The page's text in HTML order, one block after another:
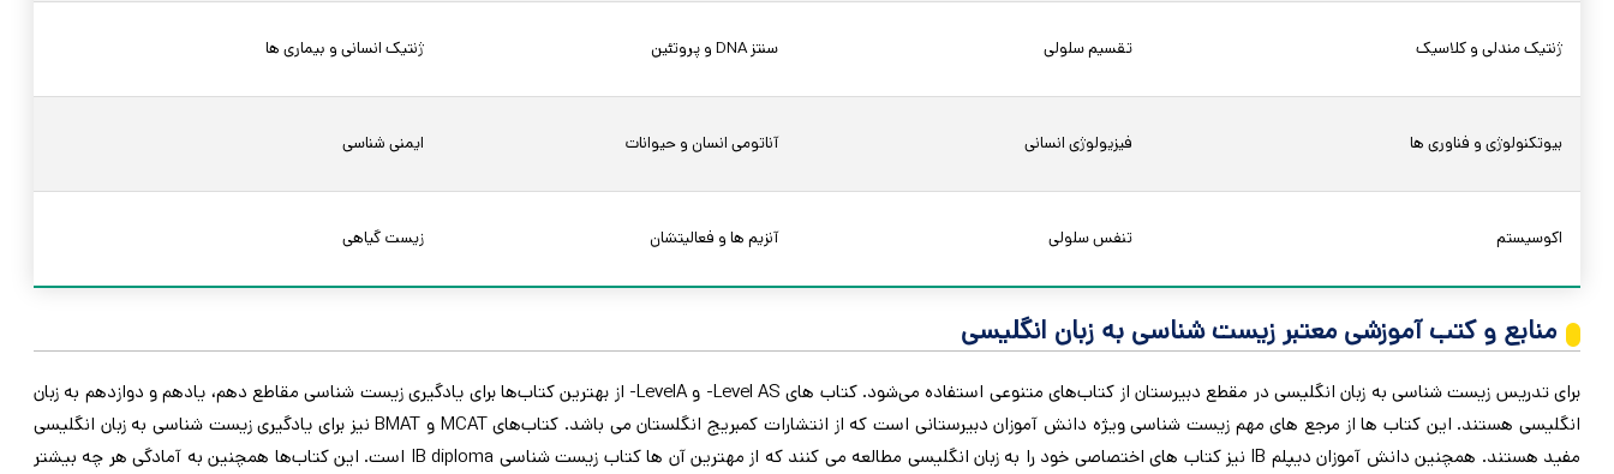
ژنتیک مندلی و کلاسیک تقسیم سلولی سنتز DNA و پروتئین ژنتیک انسانی و بیماری ها
بیوتکنولوژی و فناوری ها فیزیولوژی انسانی آناتومی انسان و حیوانات ایمنی شناسی
اکوسیستم تنفس سلولی آنزیم ها و فعالیتشان زیست گیاهی
منابع و کتب آموزشی معتبر زیست شناسی به زبان انگلیسی
برای تدریس زیست شناسی به زبان انگلیسی در مقطع دبیرستان از کتاب‌های متنوعی استفاده می‌شود. کتاب‌ های Level AS- و LevelA- از بهترین کتاب‌ها برای یادگیری زیست شناسی مقاطع دهم، یادهم و دوازدهم به زبان
انگلیسی هستند. این کتاب ها از مرجع های مهم زیست شناسی ویژه دانش آموزان دبیرستانی است که از انتشارات کمبریج انگلستان می باشد. کتاب‌های MCAT و BMAT نیز برای یادگیری زیست شناسی به زبان انگلیسی
مفید هستند. همچنین دانش آموزان دیپلم IB نیز کتاب های اختصاصی خود را به زبان انگلیسی مطالعه می کنند که از مهترین آن ها کتاب زیست شناسی IB diploma است. این کتاب‌ها همچنین به آمادگی هر چه بیشتر